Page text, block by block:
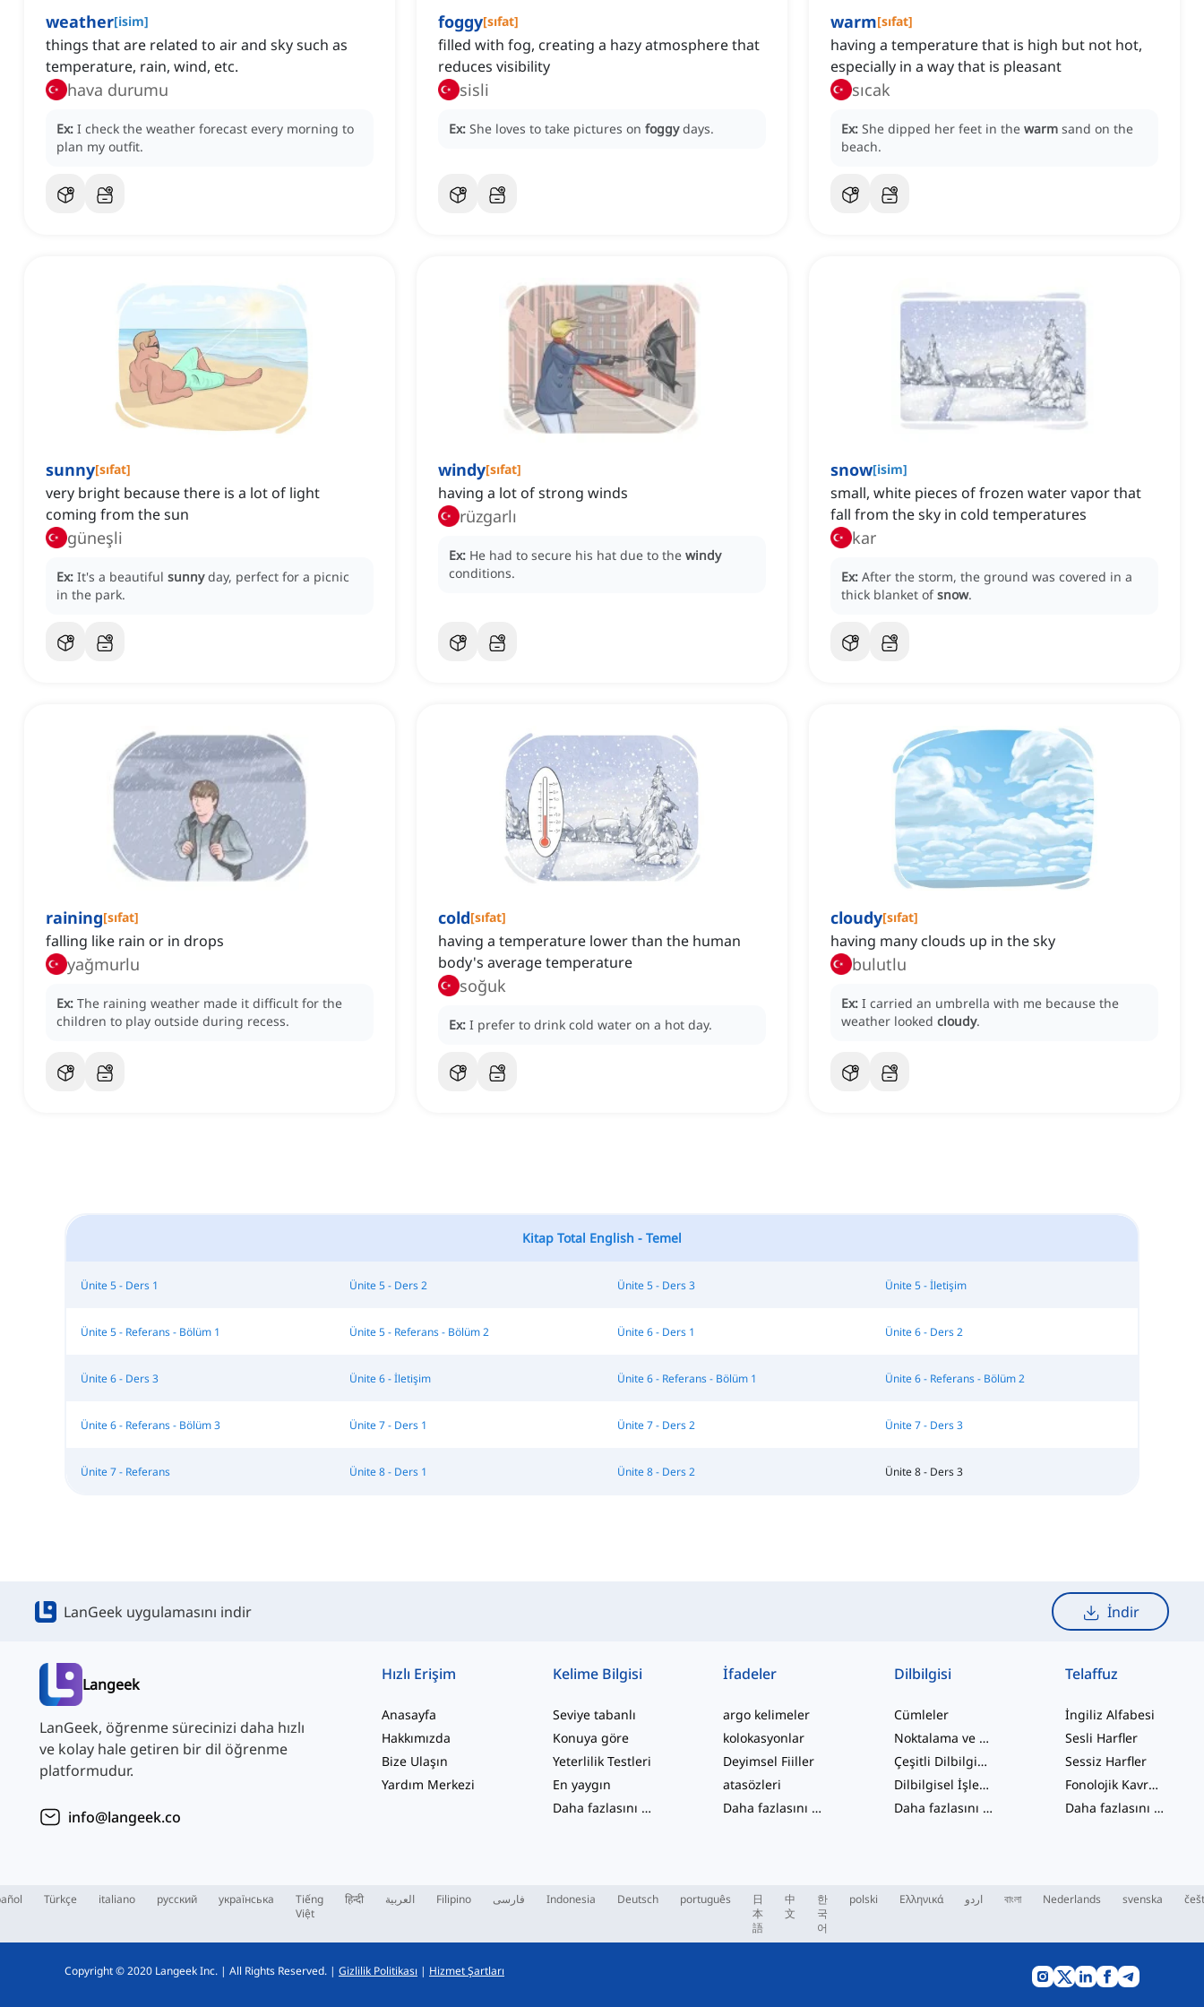
weather[isim]
things that are related to air and sky such as
temperature, rain, wind, etc.
hava durumu
Ex: I check the weather forecast every morning to
plan my outfit.
foggy[sıfat]
filled with fog, creating a hazy atmosphere that
reduces visibility
sisli
Ex: She loves to take pictures on foggy days.
warm[sıfat]
having a temperature that is high but not hot,
especially in a way that is pleasant
sıcak
Ex: She dipped her feet in the warm sand on the
beach.
sunny[sıfat]
very bright because there is a lot of light
coming from the sun
güneşli
Ex: It's a beautiful sunny day, perfect for a picnic
in the park.
windy[sıfat]
having a lot of strong winds
rüzgarlı
Ex: He had to secure his hat due to the windy
conditions.
snow[isim]
small, white pieces of frozen water vapor that
fall from the sky in cold temperatures
kar
Ex: After the storm, the ground was covered in a
thick blanket ofsnow.
raining[sıfat]
falling like rain or in drops
yağmurlu
Ex: The raining weather made it difficult for the
children to play outside during recess.
cold[sıfat]
having a temperature lower than the human
body's average temperature
soğuk
Ex: I prefer to drink cold water on a hot day.
cloudy[sıfat]
having many clouds up in the sky
bulutlu
Ex: I carried an umbrella with me because the
weather looked cloudy.
Kitap Total English - Temel
Ünite 5 - Ders 1 Ünite 5 - Ders 2 Ünite 5 - Ders 3 Ünite 5 - İletişim
Ünite 5 - Referans - Bölüm 1 Ünite 5 - Referans - Bölüm 2 Ünite 6 - Ders 1 Ünite 6 - Ders 2
Ünite 6 - Ders 3 Ünite 6 - İletişim Ünite 6 - Referans - Bölüm 1 Ünite 6 - Referans - Bölüm 2
Ünite 6 - Referans - Bölüm 3 Ünite 7 - Ders 1 Ünite 7 - Ders 2 Ünite 7 - Ders 3
Ünite 7 - Referans Ünite 8 - Ders 1 Ünite 8 - Ders 2 Ünite 8 - Ders 3
LanGeek uygulamasını indir İndir
Langeek
LanGeek, öğrenme sürecinizi daha hızlı
ve kolay hale getiren bir dil öğrenme
platformudur.
info@langeek.co
Hızlı Erişim
Anasayfa
Hakkımızda
Bize Ulaşın
Yardım Merkezi
Kelime Bilgisi
Seviye tabanlı
Konuya göre
Yeterlilik Testleri
En yaygın
Daha fazlasını gör
İfadeler
argo kelimeler
kolokasyonlar
Deyimsel Fiiller
atasözleri
Daha fazlasını gör
Dilbilgisi
Cümleler
Noktalama ve Yazım
Çeşitli Dilbilgisi Konuları
Dilbilgisel İşlevler
Daha fazlasını gör
Telaffuz
İngiliz Alfabesi
Sesli Harfler
Sessiz Harfler
Fonolojik Kavramlar
Daha fazlasını gör
Türkçe italiano русский українська
Tiếng
Việt
हिन्दी العربية Filipino فارسی Indonesia Deutsch português
日
本
語
中
文
한
국
어
polski Ελληνικά اردو বাংলা Nederlands svenska
Copyright © 2020 Langeek Inc. | All Rights Reserved. | Gizlilik Politikası | Hizmet Şartları